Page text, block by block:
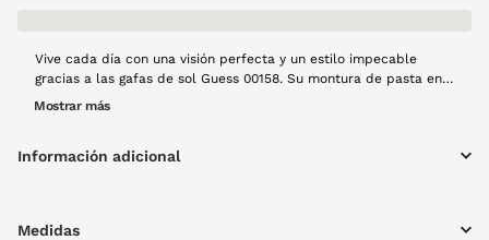
Vive cada día con una visión perfecta y un estilo impecable
gracias a las gafas de sol Guess 00158. Su montura de pasta en
color rosa y su forma de aviador, combinada con cristales de
Perfectas para cada aventura urbana o en la playa. ¡El accesorio
Mostrar más
Información adicional
Medidas